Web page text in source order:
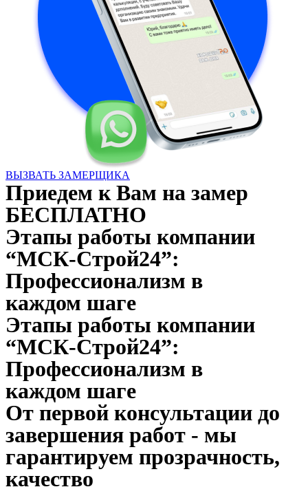
ВЫЗВАТЬ ЗАМЕРЩИКА
Приедем к Вам на замер
БЕСПЛАТНО
Этапы работы компании
“МСК-Строй24”:
Профессионализм в
каждом шаге
Этапы работы компании
“МСК-Строй24”:
Профессионализм в
каждом шаге
От первой консультации до
завершения работ - мы
гарантируем прозрачность,
качество